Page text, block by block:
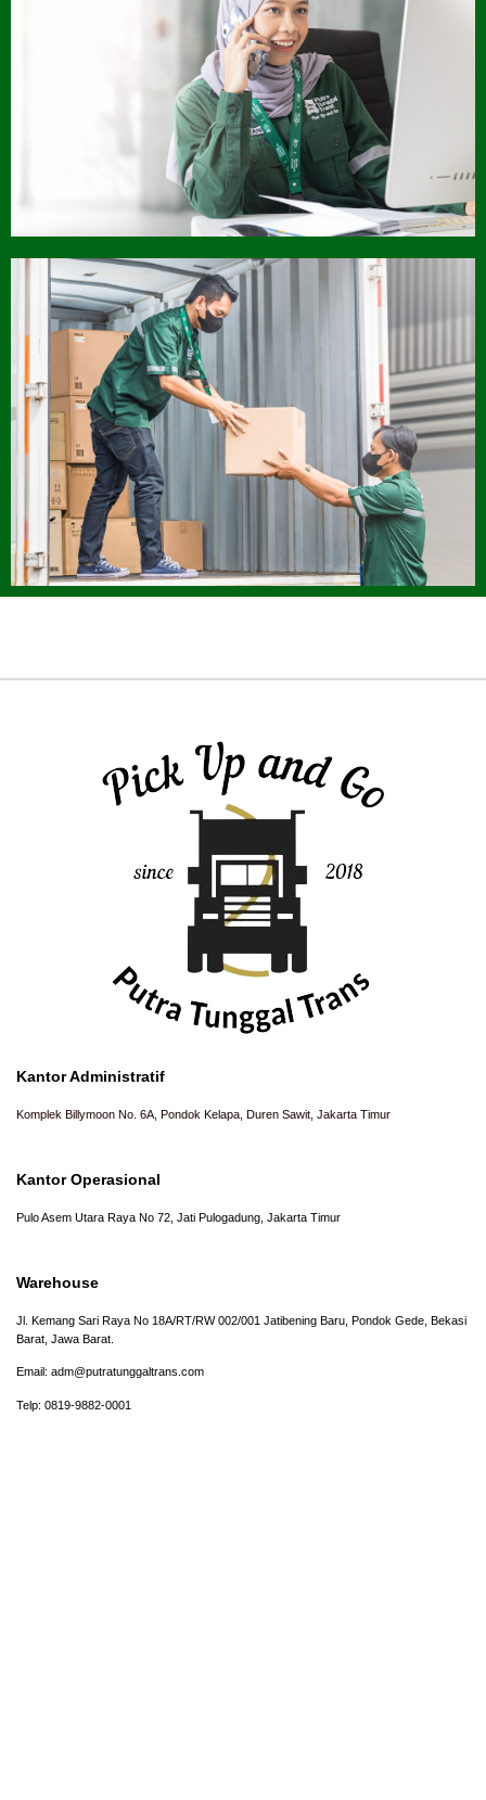
Kantor Administratif
Komplek Billymoon No. 6A, Pondok Kelapa, Duren Sawit, Jakarta Timur
Kantor Operasional
Pulo Asem Utara Raya No 72, Jati Pulogadung, Jakarta Timur
Warehouse
Jl. Kemang Sari Raya No 18A/RT/RW 002/001 Jatibening Baru, Pondok Gede, Bekasi
Barat, Jawa Barat.
Email: adm@putratunggaltrans.com
Telp: 0819-9882-0001